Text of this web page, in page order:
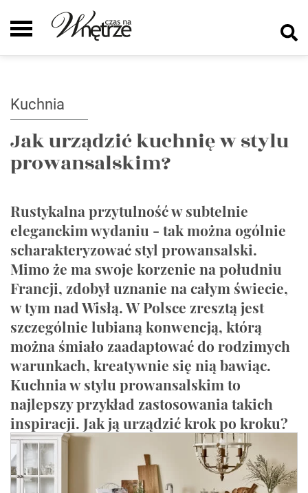
Kuchnia
Jak urządzić kuchnię w stylu
prowansalskim?
Rustykalna przytulność w subtelnie
eleganckim wydaniu - tak można ogólnie
scharakteryzować styl prowansalski.
Mimo że ma swoje korzenie na południu
Francji, zdobył uznanie na całym świecie,
w tym nad Wisłą. W Polsce zresztą jest
szczególnie lubianą konwencją, którą
można śmiało zaadaptować do rodzimych
warunkach, kreatywnie się nią bawiąc.
Kuchnia w stylu prowansalskim to
najlepszy przykład zastosowania takich
inspiracji. Jak ją urządzić krok po kroku?